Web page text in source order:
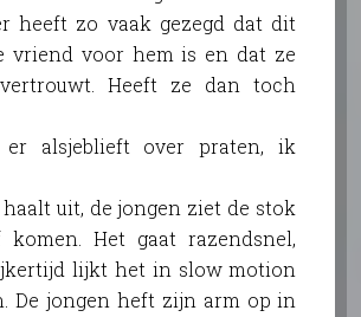
heeft zo vaak gezegd dat dit
vriend voor hem is en dat ze
Heeft ze dan toch
er alsjeblieft over praten, ik
uit, de jongen ziet de stok
Het gaat razendsnel,
lijkt het in slow motion
De jongen heft zijn arm op in